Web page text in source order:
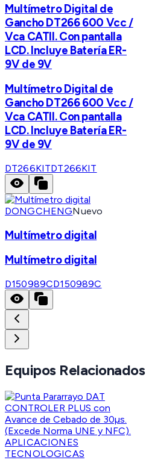
Multímetro Digital de
Gancho DT266 600 Vcc /
Vca CATII. Con pantalla
LCD. Incluye Batería ER-
9V de 9V
Multímetro Digital de
Gancho DT266 600 Vcc /
Vca CATII. Con pantalla
LCD. Incluye Batería ER-
9V de 9V
DT266KITDT266KIT
DONGCHENGNuevo
Multímetro digital
Multímetro digital
D150989CD150989C
Equipos Relacionados
APLICACIONES
TECNOLOGICAS